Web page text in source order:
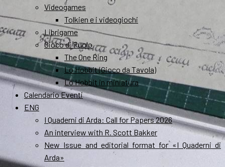
Videogames
Tolkien e i videogiochi
Librigame
Gioco di Ruolo
The One Ring
Lo Hobbit (Gioco da Tavola)
Lo Hobbit in miniatura
Calendario Eventi
ENG
I Quaderni di Arda: Call for Papers 2026
An interview with R. Scott Bakker
New Issue and editorial format for «I Quaderni di
Arda»